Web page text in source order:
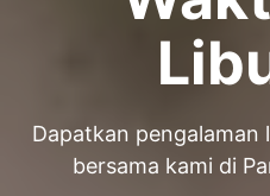
Dapatkan pengalaman
bersama kami di